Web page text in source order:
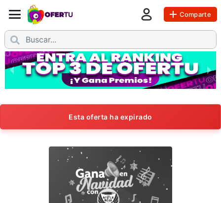
Comparte
Esta oferta ha expirado